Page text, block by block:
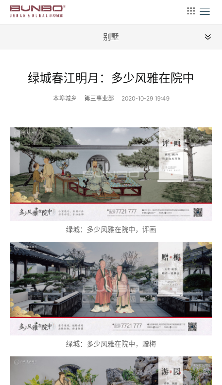
别墅
文旅
康养
商用
住宅
别墅
文创
企业
绿城春江明月：多少风雅在院中
本埠城乡 第三事业部 2020-10-29 19:49
绿城：多少风雅在院中，评画
绿城：多少风雅在院中，赠梅